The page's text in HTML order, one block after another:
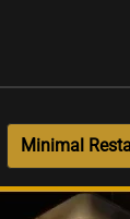
Minimal